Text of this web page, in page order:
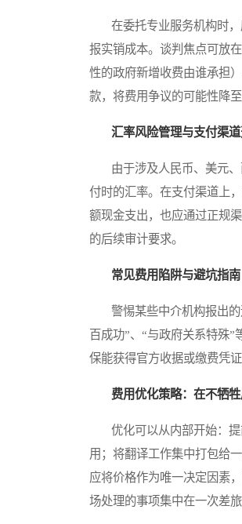
在委托专业服务机构时，
报实销成本。谈判焦点可放
性的政府新增收费由谁承担
款，将费用争议的可能性降至
汇率风险管理与支付渠
由于涉及人民币、美元、
付时的汇率。在支付渠道上
额现金支出，也应通过正规
的后续审计要求。
常见费用陷阱与避坑指南
警惕某些中介机构报出的
百成功”、“与政府关系特殊
保能获得官方收据或缴费凭
费用优化策略：在不牺
优化可以从内部开始：提
用；将翻译工作集中打包给
应将价格作为唯一决定因素
场处理的事项集中在一次差